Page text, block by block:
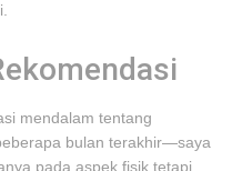
mendalam tentang
bulan terakhir—saya
pada aspek fisik tetapi